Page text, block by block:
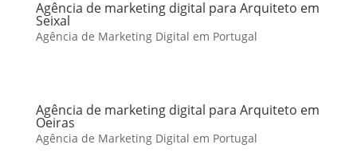
Agência de marketing digital para Arquiteto em
Seixal
Agência de Marketing Digital em Portugal
Agência de marketing digital para Arquiteto em
Oeiras
Agência de Marketing Digital em Portugal